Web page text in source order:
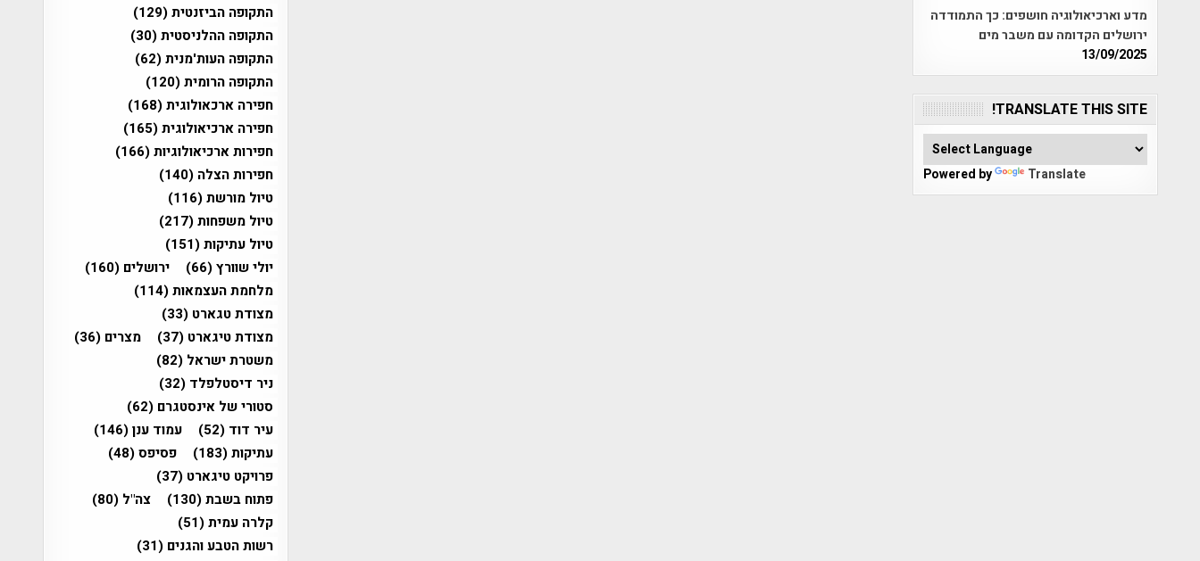
מדע וארכיאולוגיה חושפים: כך התמודדה
ירושלים הקדומה עם משבר מים
13/09/2025
TRANSLATE THIS SITE!
Powered by Translate
התקופה הביזנטית(129)
התקופה ההלניסטית(30)
התקופה העות'מנית(62)
התקופה הרומית(120)
חפירה ארכאולוגית(168)
חפירה ארכיאולוגית(165)
חפירות ארכיאולוגיות(166)
חפירות הצלה (140)
טיול מורשת(116)
טיול משפחות(217)
טיול עתיקות(151)
יולי שוורץ(66) ירושלים (160)
מלחמת העצמאות(114)
מצודת טגארט (33)
מצודת טיגארט (37) מצרים (36)
משטרת ישראל (82)
ניר דיסטלפלד (32)
סטורי של אינסטגרם (62)
עיר דוד (52) עמוד ענן(146)
עתיקות(183) פסיפס(48)
פרויקט טיגארט (37)
פתוח בשבת(130) צה"ל (80)
קלרה עמית(51)
רשות הטבע והגנים (31)